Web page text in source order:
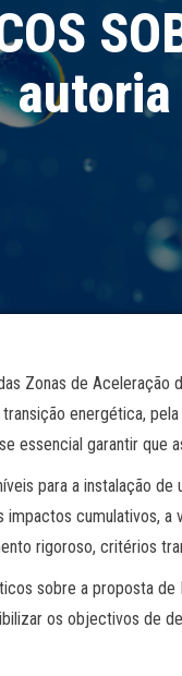
autoria
Zonas de Aceleração
energética,
essencial garantir
para a instalação
cumulativos,
rigoroso, critérios
sobre a proposta
os objectivos de